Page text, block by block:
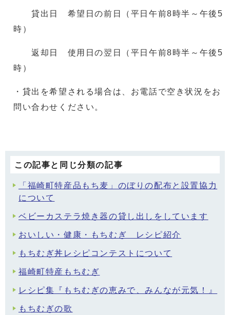
貸出日 希望日の前日（平日午前8時半～午後5
時）
返却日 使用日の翌日（平日午前8時半～午後5
時）
・貸出を希望される場合は、お電話で空き状況をお
問い合わせください。
この記事と同じ分類の記事
「福崎町特産品もち麦」のぼりの配布と設置協力
について
ベビーカステラ焼き器の貸し出しをしています
おいしい・健康・もちむぎ レシピ紹介
もちむぎ丼レシピコンテストについて
福崎町特産もちむぎ
レシピ集『もちむぎの恵みで、みんなが元気！』
もちむぎの歌